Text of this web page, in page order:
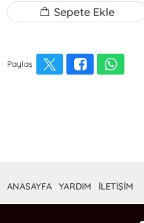
Sepete Ekle
Paylaş
ANASAYFA YARDIM İLETİŞİM